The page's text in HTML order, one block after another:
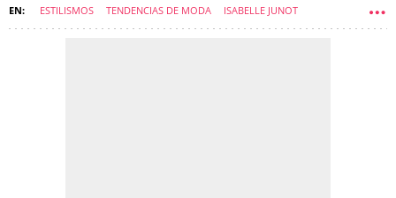
ESTILISMOS TENDENCIAS DE MODA ISABELLE JUNOT